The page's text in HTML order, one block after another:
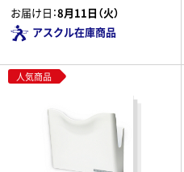
お届け日：8月11日（火）
アスクル在庫商品
人気商品